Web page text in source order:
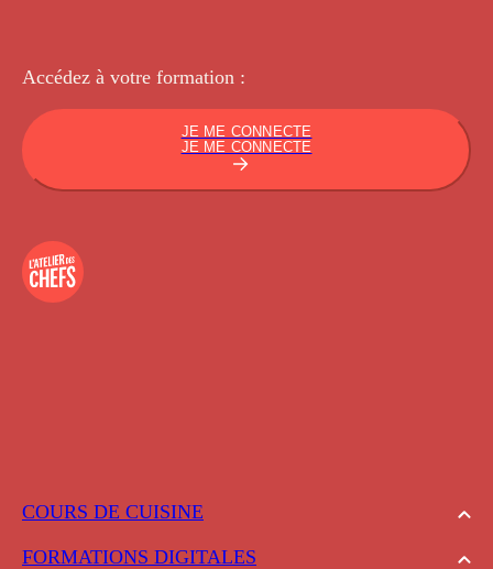
COURS DE CUISINE
FORMATIONS DIGITALES
Accédez à votre formation :
JE ME CONNECTE
JE ME CONNECTE